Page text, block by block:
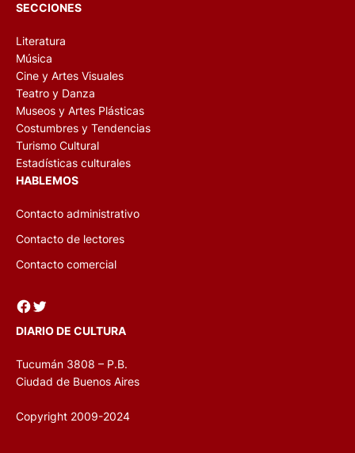
SECCIONES
Literatura
Música
Cine y Artes Visuales
Teatro y Danza
Museos y Artes Plásticas
Costumbres y Tendencias
Turismo Cultural
Estadísticas culturales
HABLEMOS
Contacto administrativo
Contacto de lectores
Contacto comercial
Facebook Twitter
DIARIO DE CULTURA
Tucumán 3808 – P.B.
Ciudad de Buenos Aires
Copyright 2009-2024